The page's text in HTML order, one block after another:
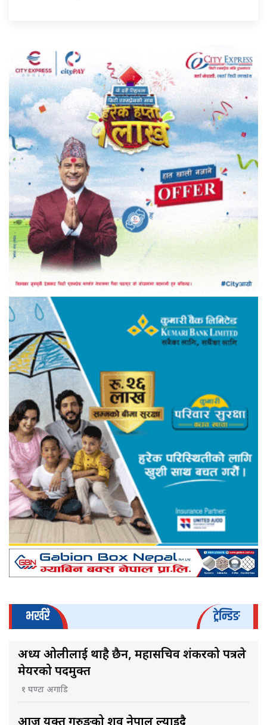
भर्खरै ट्रेन्डिङ
अध्यक्ष ओलीलाई थाहै छैन, महासचिव शंकरको पत्रले
मेयरको पदमुक्त
१ घण्टा अगाडि